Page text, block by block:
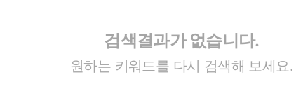
검색결과가 없습니다.
원하는 키워드를 다시 검색해 보세요.